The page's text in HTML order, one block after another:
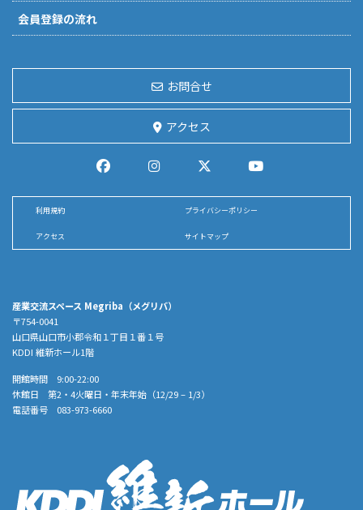
産業交流スペース Megriba（メグリバ）
〒754-0041
山口県山口市小郡令和１丁目１番１号
KDDI 維新ホール1階
開館時間 9:00-22:00
休館日 第2・4火曜日・年末年始（12/29 – 1/3）
電話番号 083-973-6660
会員登録の流れ
お問合せ
アクセス
利用規約 プライバシーポリシー
アクセス サイトマップ